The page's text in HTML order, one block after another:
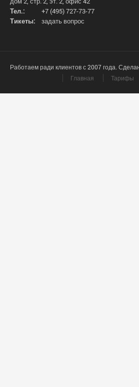
Тел.:
+7 (495) 727-73-77
Тикеты:
задать вопрос
Работаем ради клиентов с 2007 года.
Главная
Тарифы